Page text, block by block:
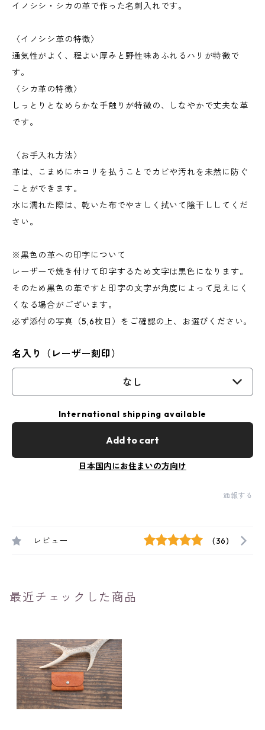
イノシシ・シカの革で作った名刺入れです。
〈イノシシ革の特徴〉
通気性がよく、程よい厚みと野性味あふれるハリが特徴で
す。
〈シカ革の特徴〉
しっとりとなめらかな手触りが特徴の、しなやかで丈夫な革
です。
〈お手入れ方法〉
革は、こまめにホコリを払うことでカビや汚れを未然に防ぐ
ことができます。
水に濡れた際は、乾いた布でやさしく拭いて陰干ししてくだ
さい。
※黒色の革への印字について
レーザーで焼き付けて印字するため文字は黒色になります。
そのため黒色の革ですと印字の文字が角度によって見えにく
くなる場合がございます。
必ず添付の写真（5,6枚目）をご確認の上、お選びください。
名入り（レーザー刻印）
なし
International shipping available
Add to cart
日本国内にお住まいの方向け
通報する
レビュー (36)
最近チェックした商品